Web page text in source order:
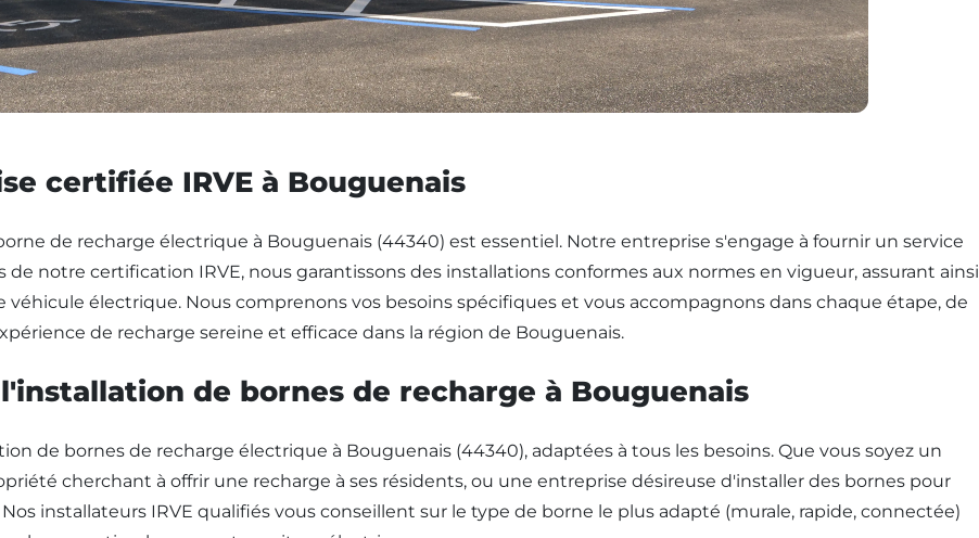
certifiée IRVE à Bouguenais
de recharge électrique à Bouguenais (44340) est essentiel. Notre entreprise s'engage à fournir un service
notre certification IRVE, nous garantissons des installations conformes aux normes en vigueur, assurant ainsi
électrique. Nous comprenons vos besoins spécifiques et vous accompagnons dans chaque étape, de
de recharge sereine et efficace dans la région de Bouguenais.
de bornes de recharge à Bouguenais
de bornes de recharge électrique à Bouguenais (44340), adaptées à tous les besoins. Que vous soyez un
cherchant à offrir une recharge à ses résidents, ou une entreprise désireuse d'installer des bornes pour
installateurs IRVE qualifiés vous conseillent sur le type de borne le plus adapté (murale, rapide, connectée)